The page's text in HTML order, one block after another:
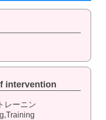
intervention
レーニン